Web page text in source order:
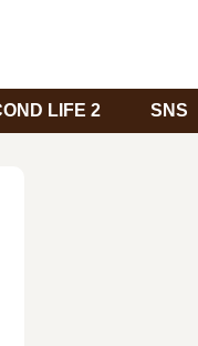
LIFE 2 SNS